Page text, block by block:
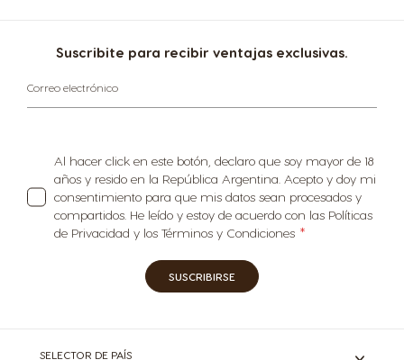
Suscribite para recibir ventajas exclusivas.
Correo electrónico
Al hacer click en este botón, declaro que soy mayor de 18
años y resido en la República Argentina. Acepto y doy mi
consentimiento para que mis datos sean procesados y
compartidos. He leído y estoy de acuerdo con las Políticas
de Privacidad y los Términos y Condiciones
SUSCRIBIRSE
SELECTOR DE PAÍS